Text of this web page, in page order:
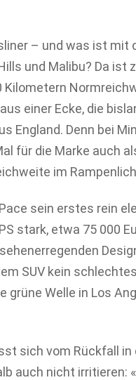
– und was ist mit
und Malibu? Da ist
einer Ecke, die
England. Denn bei
für die Marke auch
im
sein erstes rein
stark, etwa 75 000
SUV kein
grüne Welle in Los
sich vom Rückfall
auch nicht irritieren: